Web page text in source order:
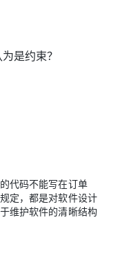
是约束？
代码不能写在订单
定，都是对软件设计
维护软件的清晰结构